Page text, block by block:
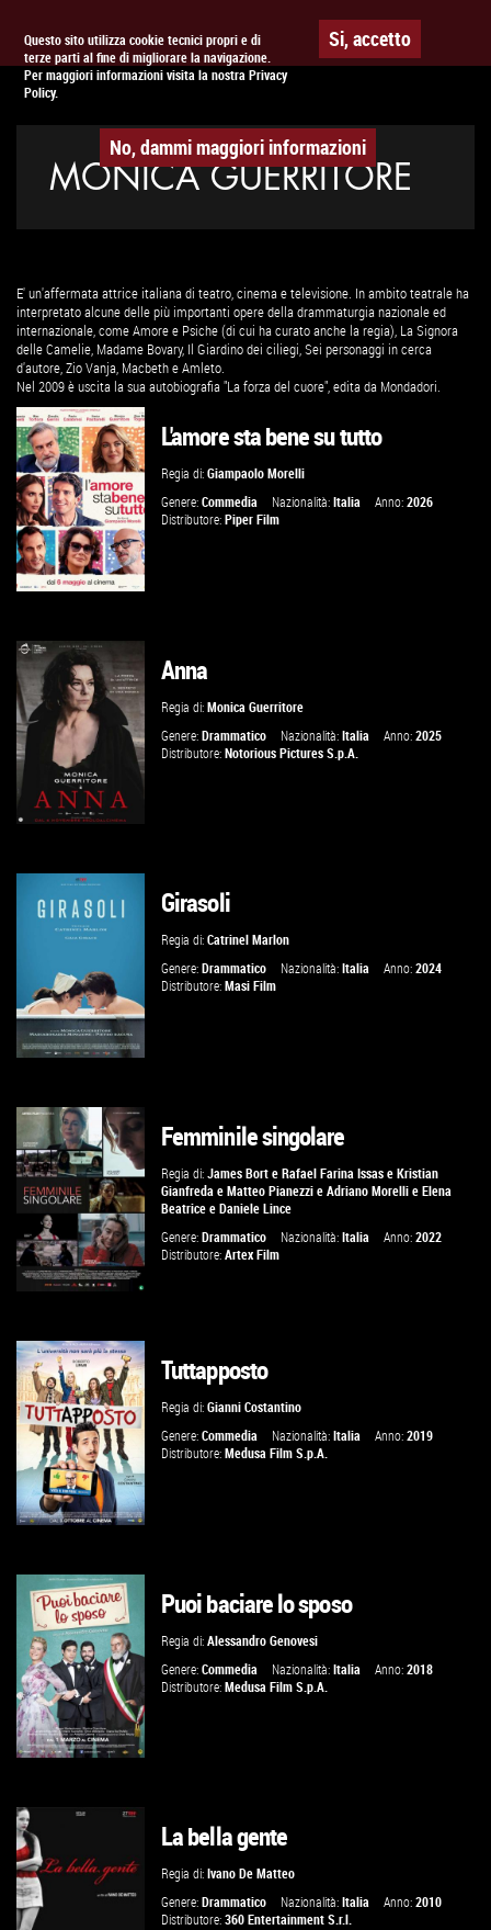
Questo sito utilizza cookie tecnici propri e di
terze parti al fine di migliorare la navigazione.
Per maggiori informazioni visita la nostra Privacy
Policy.
Si, accetto
No, dammi maggiori informazioni
APPUNTAMENTO AL CINEMA
MONICA GUERRITORE
E' un'affermata attrice italiana di teatro, cinema e televisione. In ambito teatrale ha
interpretato alcune delle più importanti opere della drammaturgia nazionale ed
internazionale, come Amore e Psiche (di cui ha curato anche la regia), La Signora
delle Camelie, Madame Bovary, Il Giardino dei ciliegi, Sei personaggi in cerca
d'autore, Zio Vanja, Macbeth e Amleto.
Nel 2009 è uscita la sua autobiografia "La forza del cuore", edita da Mondadori.
GUARDA IL TRAILER
VAI ALLA SCHEDA
L'amore sta bene su tutto
Regia di:Giampaolo Morelli
Genere:Commedia Nazionalità:Italia Anno:2026
Distributore:Piper Film
GUARDA IL TRAILER
Anna
Regia di:Monica Guerritore
Genere:Drammatico Nazionalità:Italia Anno:2025
Distributore:Notorious Pictures S.p.A.
VAI ALLA SCHEDA
Girasoli
Regia di:Catrinel Marlon
Genere:Drammatico Nazionalità:Italia Anno:2024
Distributore:Masi Film
GUARDA IL TRAILER
VAI ALLA SCHEDA
Femminile singolare
Regia di:James Bort eRafael Farina Issas eKristian
Gianfreda eMatteo Pianezzi eAdriano Morelli eElena
Beatrice eDaniele Lince
Genere:Drammatico Nazionalità:Italia Anno:2022
Distributore:Artex Film
GUARDA IL TRAILER
VAI ALLA SCHEDA
Tuttapposto
Regia di:Gianni Costantino
Genere:Commedia Nazionalità:Italia Anno:2019
Distributore:Medusa Film S.p.A.
GUARDA IL TRAILER
VAI ALLA SCHEDA
Puoi baciare lo sposo
Regia di:Alessandro Genovesi
Genere:Commedia Nazionalità:Italia Anno:2018
Distributore:Medusa Film S.p.A.
La bella gente
Regia di:Ivano De Matteo
Genere:Drammatico Nazionalità:Italia Anno:2010
Distributore:360 Entertainment S.r.l.